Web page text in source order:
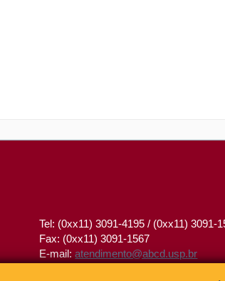
Tel: (0xx11) 3091-4195 / (0xx11) 3091-
Fax: (0xx11) 3091-1567
E-mail:atendimento@abcd.usp.br